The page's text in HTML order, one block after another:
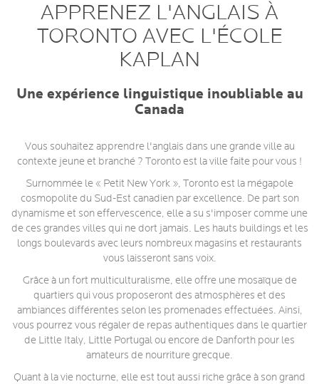
COURS
HÉBERGEMENTS
APPRENEZ L'ANGLAIS À
TORONTO AVEC L'ÉCOLE
KAPLAN
Une expérience linguistique inoubliable au
Canada
Vous souhaitez apprendre l'anglais dans une grande ville au
contexte jeune et branché ? Toronto est la ville faite pour vous !
Surnommée le « Petit New York », Toronto est la mégapole
cosmopolite du Sud-Est canadien par excellence. De part son
dynamisme et son effervescence, elle a su s'imposer comme une
de ces grandes villes qui ne dort jamais. Les hauts buildings et les
longs boulevards avec leurs nombreux magasins et restaurants
vous laisseront sans voix.
Grâce à un fort multiculturalisme, elle offre une mosaïque de
quartiers qui vous proposeront des atmosphères et des
ambiances différentes selon les promenades effectuées. Ainsi,
vous pourrez vous régaler de repas authentiques dans le quartier
de Little Italy, Little Portugal ou encore de Danforth pour les
amateurs de nourriture grecque.
Quant à la vie nocturne, elle est tout aussi riche grâce à son grand